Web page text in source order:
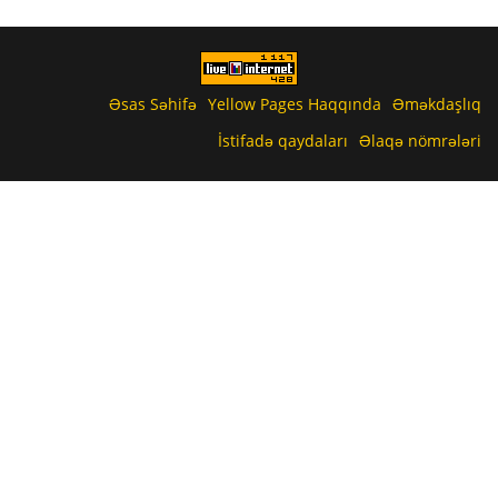
Əsas Səhifə Yellow Pages Haqqında Əməkdaşlıq
İstifadə qaydaları Əlaqə nömrələri